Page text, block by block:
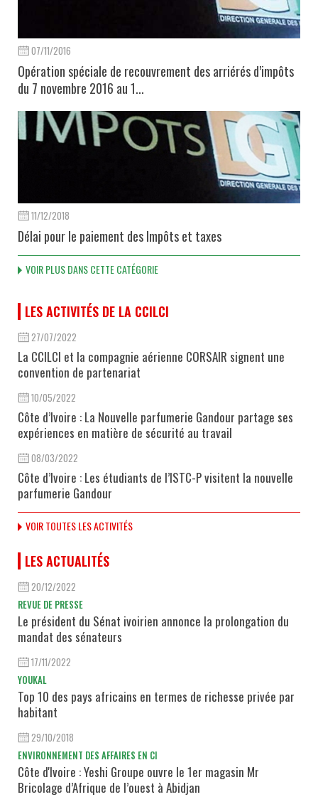
07/11/2016
Opération spéciale de recouvrement des arriérés d’impôts
du 7 novembre 2016 au 1...
11/12/2018
Délai pour le paiement des Impôts et taxes
VOIR PLUS DANS CETTE CATÉGORIE
LES ACTIVITÉS DE LA CCILCI
27/07/2022
La CCILCI et la compagnie aérienne CORSAIR signent une
convention de partenariat
10/05/2022
Côte d’Ivoire : La Nouvelle parfumerie Gandour partage ses
expériences en matière de sécurité au travail
08/03/2022
Côte d’Ivoire : Les étudiants de l’ISTC-P visitent la nouvelle
parfumerie Gandour
VOIR TOUTES LES ACTIVITÉS
LES ACTUALITÉS
20/12/2022
REVUE DE PRESSE
Le président du Sénat ivoirien annonce la prolongation du
mandat des sénateurs
17/11/2022
YOUKAL
Top 10 des pays africains en termes de richesse privée par
habitant
29/10/2018
ENVIRONNEMENT DES AFFAIRES EN CI
Côte d'Ivoire : Yeshi Groupe ouvre le 1er magasin Mr
Bricolage d’Afrique de l’ouest à Abidjan